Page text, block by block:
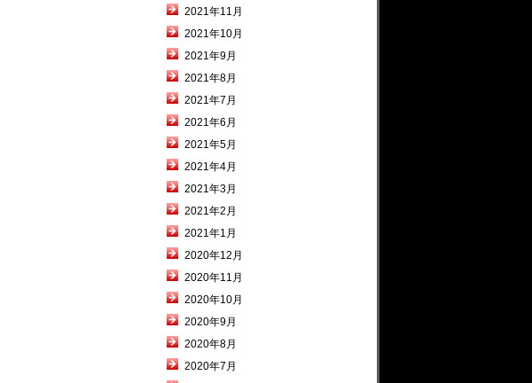
2021年11月
2021年10月
2021年9月
2021年8月
2021年7月
2021年6月
2021年5月
2021年4月
2021年3月
2021年2月
2021年1月
2020年12月
2020年11月
2020年10月
2020年9月
2020年8月
2020年7月